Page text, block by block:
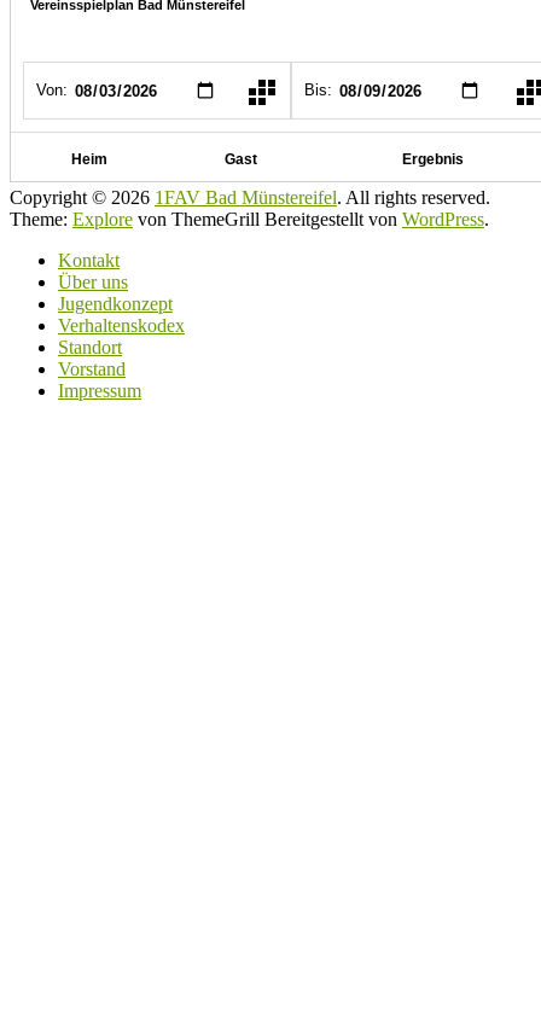
Copyright © 2026 1FAV Bad Münstereifel. All rights reserved.
Theme: Explore von ThemeGrill Bereitgestellt von WordPress.
Kontakt
Über uns
Jugendkonzept
Verhaltenskodex
Standort
Vorstand
Impressum